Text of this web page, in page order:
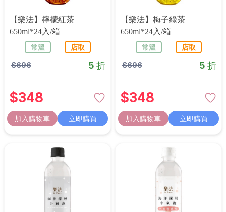
【樂法】檸檬紅茶
650ml*24入/箱
常溫
店取
$696 5 折
$348
加入購物車 立即購買
【樂法】梅子綠茶
650ml*24入/箱
常溫
店取
$696 5 折
$348
加入購物車 立即購買